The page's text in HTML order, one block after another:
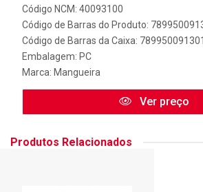
Código NCM: 40093100
Código de Barras do Produto:
Código de Barras da Caixa:
Embalagem: PC
Marca: Mangueira
Ver preço
Produtos Relacionados